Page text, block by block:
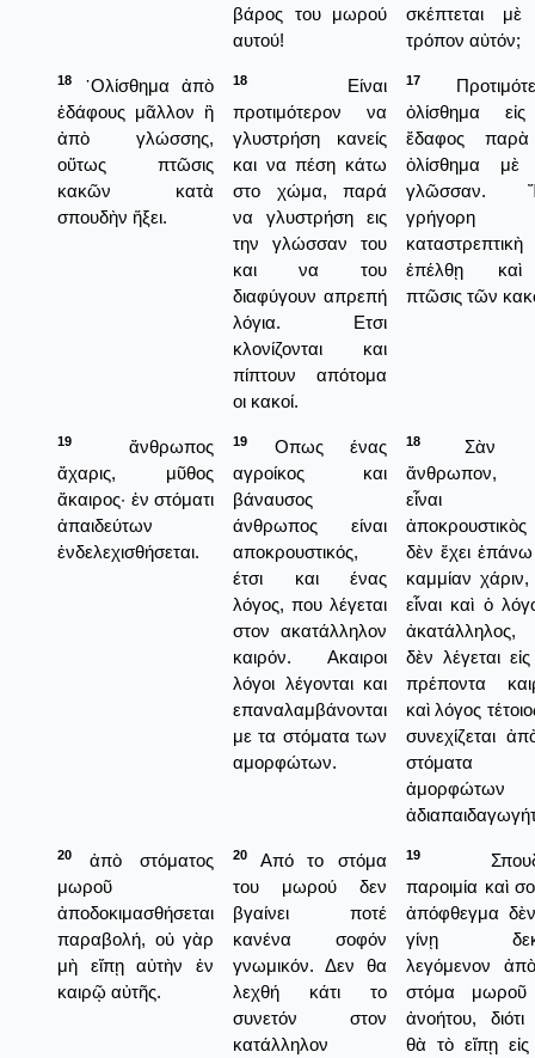
βάρος του μωρού
αυτού!
σκέπτεται μὲ
τρόπον αὐτόν;
18
᾿Ολίσθημα ἀπὸ
ἐδάφους μᾶλλον ἢ
ἀπὸ γλώσσης,
οὕτως πτῶσις
κακῶν κατὰ
σπουδὴν ἥξει.
18
Είναι
προτιμότερον να
γλυστρήση κανείς
και να πέση κάτω
στο χώμα, παρά
να γλυστρήση εις
την γλώσσαν του
και να του
διαφύγουν απρεπή
λόγια. Ετσι
κλονίζονται και
πίπτουν απότομα
οι κακοί.
17
ὀλίσθημα
ἔδαφος
ὀλίσθημα μὲ
γλῶσσαν.
γρήγορη
ἐπέλθῃ
πτῶσις τῶν
19
ἄνθρωπος
ἄχαρις, μῦθος
ἄκαιρος· ἐν στόματι
ἀπαιδεύτων
ἐνδελεχισθήσεται.
19
Οπως ένας
αγροίκος και
βάναυσος
άνθρωπος είναι
αποκρουστικός,
έτσι και ένας
λόγος, που λέγεται
στον ακατάλληλον
καιρόν. Ακαιροι
λόγοι λέγονται και
επαναλαμβάνονται
με τα στόματα των
αμορφώτων.
18
Σὰν
ἄνθρωπον,
εἶναι
δὲν ἔχει
καμμίαν χάριν,
εἶναι καὶ ὁ
ἀκατάλληλος,
δὲν λέγεται
πρέποντα
καὶ λόγος
συνεχίζεται
στόματα
ἀμορφώτων
20
ἀπὸ στόματος
μωροῦ
ἀποδοκιμασθήσεται
παραβολή, οὐ γὰρ
μὴ εἴπῃ αὐτὴν ἐν
καιρῷ αὐτῆς.
20
Από το στόμα
του μωρού δεν
βγαίνει ποτέ
κανένα σοφόν
γνωμικόν. Δεν θα
λεχθή κάτι το
συνετόν στον
κατάλληλον
19
παροιμία καὶ
ἀπόφθεγμα
γίνῃ
λεγόμενον
στόμα μωροῦ
ἀνοήτου,
θὰ τὸ εἴπῃ εἰς